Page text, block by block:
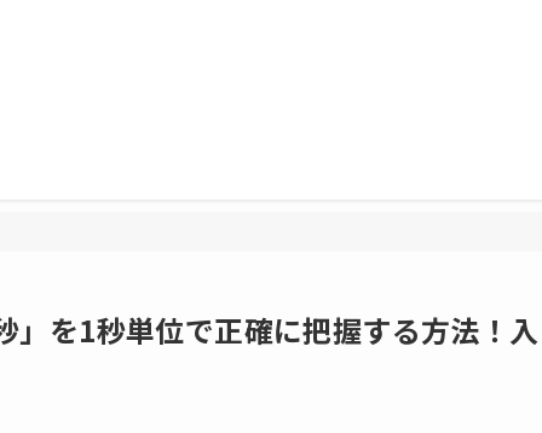
を1秒単位で正確に把握する方法！入